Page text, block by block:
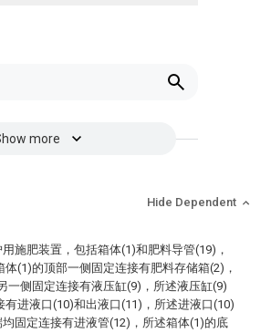
more
Hide Dependent
施肥装置，包括箱体(1)和肥料导管(19)，
(1)的顶部一侧固定连接有肥料存储箱(2)，
一侧固定连接有液压缸(9)，所述液压缸(9)
有进液口(10)和出液口(11)，所述进液口(10)
固定连接有进液管(12)，所述箱体(1)的底